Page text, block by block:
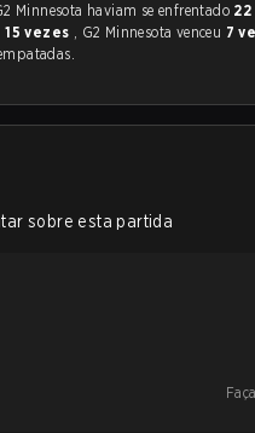
Los Angeles Thieves e G2 Minnesota haviam se enfrentado
15 vezes , G2 Minnesota venceu 7
sobre esta partida